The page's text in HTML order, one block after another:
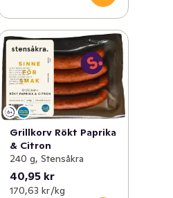
Grillkorv Rökt Paprika
& Citron
240 g, Stensåkra
40,95 kr
170,63 kr /kg